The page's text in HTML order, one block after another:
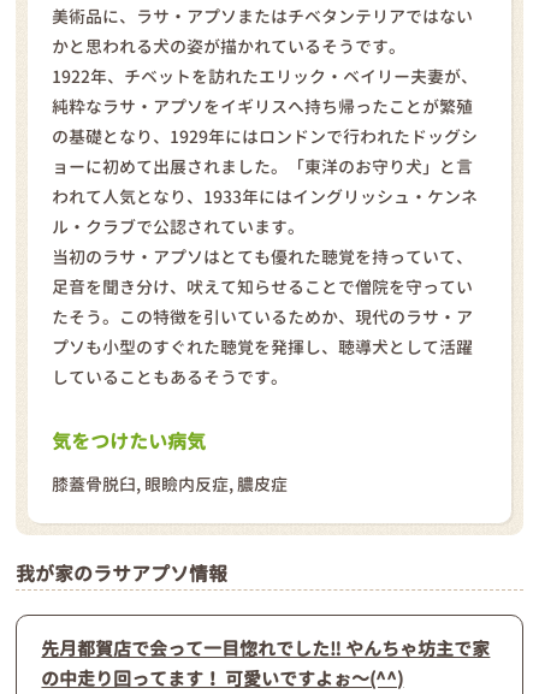
美術品に、ラサ・アプソまたはチベタンテリアではない
かと思われる犬の姿が描かれているそうです。
1922年、チベットを訪れたエリック・ベイリー夫妻が、
純粋なラサ・アプソをイギリスへ持ち帰ったことが繁殖
の基礎となり、1929年にはロンドンで行われたドッグシ
ョーに初めて出展されました。「東洋のお守り犬」と言
われて人気となり、1933年にはイングリッシュ・ケンネ
ル・クラブで公認されています。
当初のラサ・アプソはとても優れた聴覚を持っていて、
足音を聞き分け、吠えて知らせることで僧院を守ってい
たそう。この特徴を引いているためか、現代のラサ・ア
プソも小型のすぐれた聴覚を発揮し、聴導犬として活躍
していることもあるそうです。
気をつけたい病気
膝蓋骨脱臼, 眼瞼内反症, 膿皮症
我が家のラサアプソ情報
先月都賀店で会って一目惚れでした‼️ やんちゃ坊主で家
の中走り回ってます！ 可愛いですよぉ～(^^)